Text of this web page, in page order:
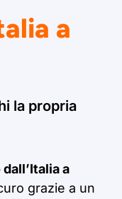
a
la propria
a
grazie a un